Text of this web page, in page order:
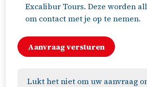
Excalibur Tours. Deze worden
om contact met je op te nemen.
Lukt het niet om uw aanvraag